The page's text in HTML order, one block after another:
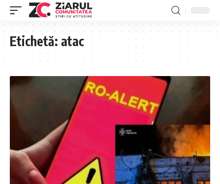
Etichetă: atac